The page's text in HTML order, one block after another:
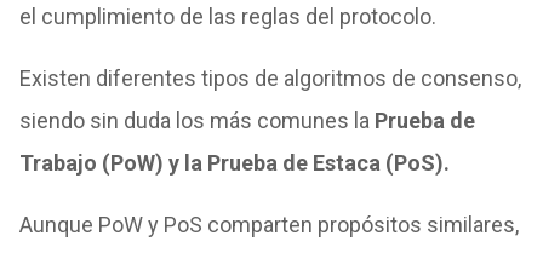
el cumplimiento de las reglas del protocolo.
Existen diferentes tipos de algoritmos de consenso,
siendo sin duda los más comunes la Prueba de
Trabajo (PoW) y la Prueba de Estaca (PoS).
Aunque PoW y PoS comparten propósitos similares,